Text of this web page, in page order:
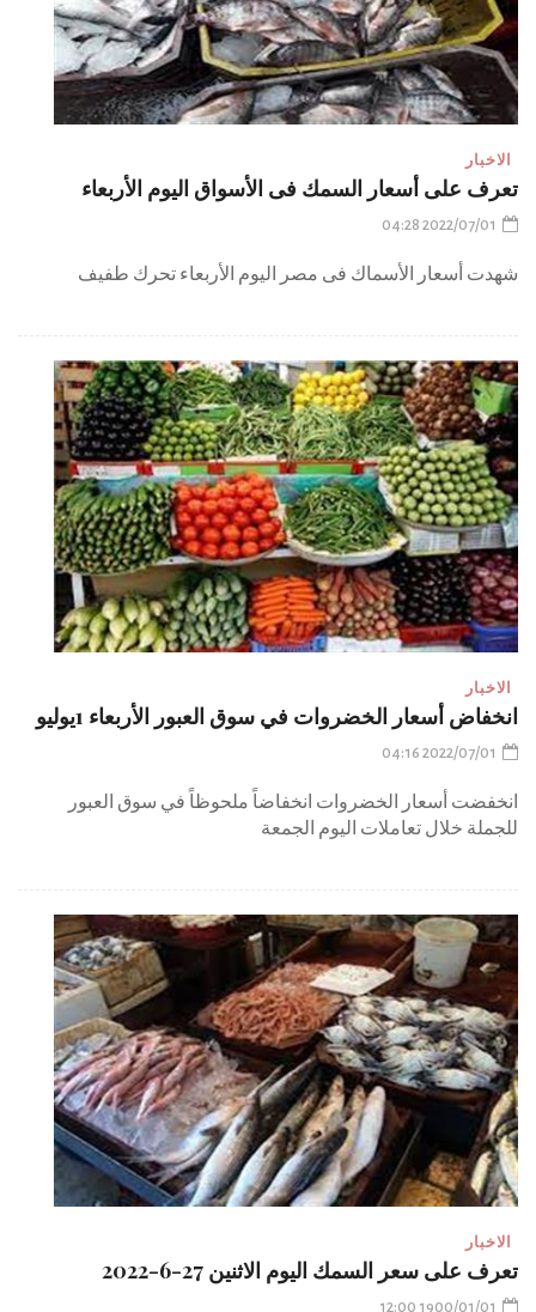
الاخبار
تعرف على أسعار السمك فى الأسواق اليوم الأربعاء
2022/07/01 04:28
شهدت أسعار الأسماك فى مصر اليوم الأربعاء تحرك طفيف
الاخبار
انخفاض أسعار الخضروات في سوق العبور الأربعاء 1يوليو
2022/07/01 04:16
انخفضت أسعار الخضروات انخفاضاً ملحوظاً في سوق العبور
للجملة خلال تعاملات اليوم الجمعة
الاخبار
تعرف على سعر السمك اليوم الاثنين 27-6-2022
1900/01/01 12:00